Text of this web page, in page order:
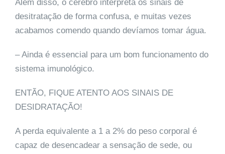
Além disso, o cérebro interpreta os sinais de
desitratação de forma confusa, e muitas vezes
acabamos comendo quando devíamos tomar água.
– Ainda é essencial para um bom funcionamento do
sistema imunológico.
ENTÃO, FIQUE ATENTO AOS SINAIS DE
DESIDRATAÇÃO!
A perda equivalente a 1 a 2% do peso corporal é
capaz de desencadear a sensação de sede, ou